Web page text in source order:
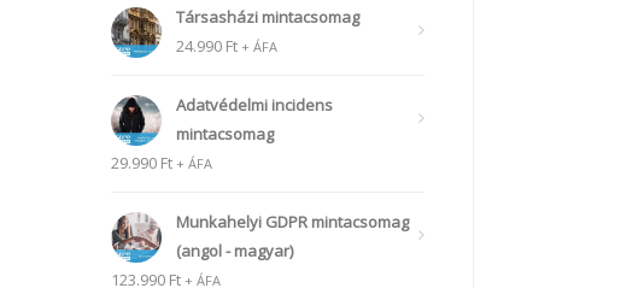
Társasházi mintacsomag
24.990 Ft + ÁFA
Adatvédelmi incidens
mintacsomag
29.990 Ft + ÁFA
Munkahelyi GDPR mintacsomag
(angol - magyar)
123.990 Ft + ÁFA